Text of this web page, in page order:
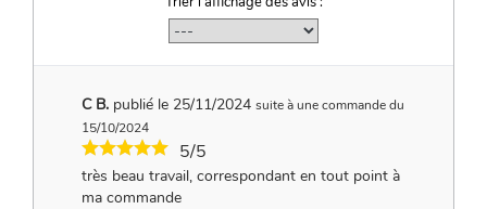
C B. publié le 25/11/2024 suite à une commande du
15/10/2024
5/5
très beau travail, correspondant en tout point à
ma commande